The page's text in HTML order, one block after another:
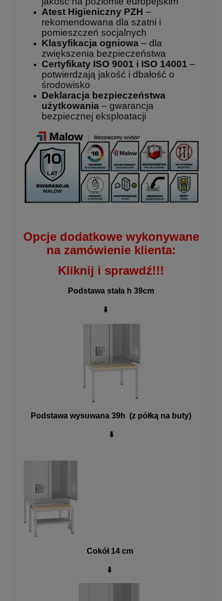
Atest Higieniczny PZH –
rekomendowana dla szatni i
pomieszczeń socjalnych
Klasyfikacja ogniowa – dla
zwiększenia bezpieczeństwa
Certyfikaty ISO 9001 i ISO 14001 –
potwierdzają jakość i dbałość o
środowisko
Deklaracja bezpieczeństwa
użytkowania – gwarancja
bezpiecznej eksploatacji
Opcje dodatkowe wykonywane
na zamówienie klienta:
Kliknij i sprawdź!!!
Podstawa stała h 39cm
⬇️
Podstawa wysuwana 39h (z półką na buty)
⬇️
Cokół 14 cm
⬇️